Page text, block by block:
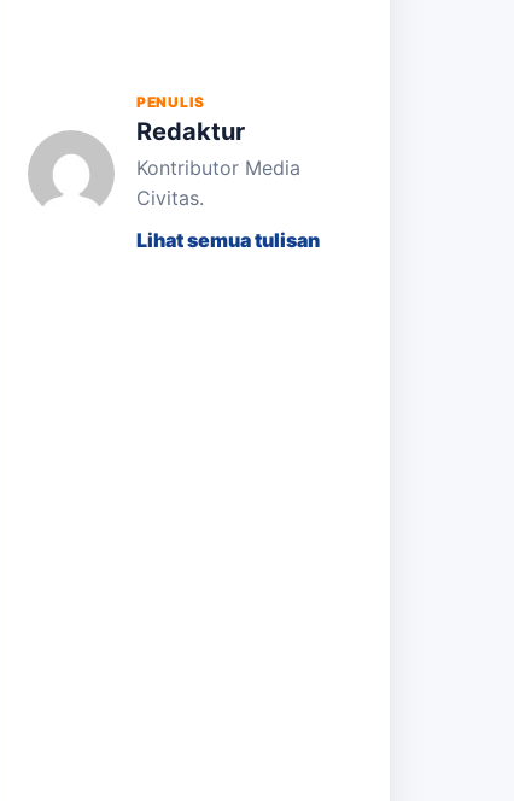
PENULIS
Redaktur
Kontributor Media
Civitas.
Lihat semua tulisan